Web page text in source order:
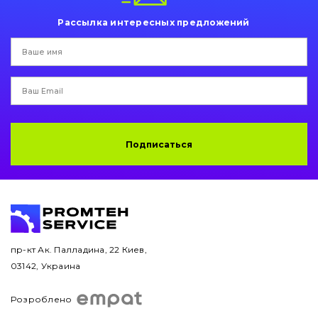
Двигатель
Трансмиссия
Рама и кузов
Буровой инструмент
Дорожная фреза
Рассылка интересных предложений
Подписаться
пр-кт Ак. Палладина, 22 Киев,
03142, Украина
Розроблено